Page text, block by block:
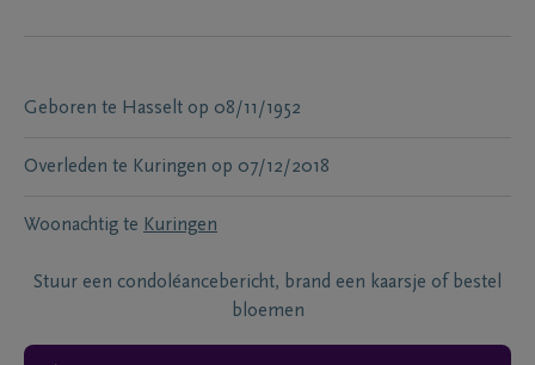
Geboren te Hasselt op 08/11/1952
Overleden te Kuringen op 07/12/2018
Woonachtig te Kuringen
Stuur een condoléancebericht, brand een kaarsje of bestel
bloemen